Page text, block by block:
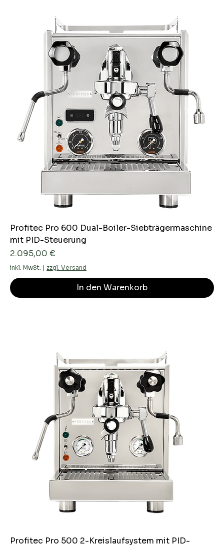
Profitec Pro 600 Dual-Boiler-Siebträgermaschine
mit PID-Steuerung
Preis
2.095,00 €
inkl. MwSt. | zzgl. Versand
In den Warenkorb
Profitec Pro 500 2-Kreislaufsystem mit PID-